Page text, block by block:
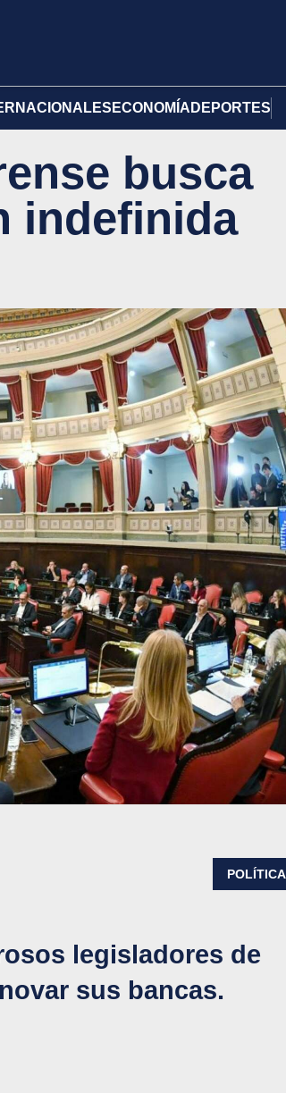
ECONOMÍA DEPORTES
busca
indefinida
POLÍTICA
legisladores de
sus bancas.